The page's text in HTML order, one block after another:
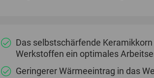
Das selbstschärfende
Werkstoffen ein optimales
Geringerer Wärmeeintrag in das